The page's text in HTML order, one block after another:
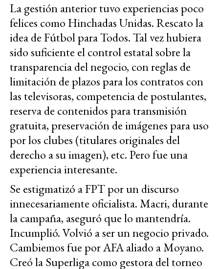
La gestión anterior tuvo experiencias poco
felices como Hinchadas Unidas. Rescato la
idea de Fútbol para Todos. Tal vez hubiera
sido suficiente el control estatal sobre la
transparencia del negocio, con reglas de
limitación de plazos para los contratos con
las televisoras, competencia de postulantes,
reserva de contenidos para transmisión
gratuita, preservación de imágenes para uso
por los clubes (titulares originales del
derecho a su imagen), etc. Pero fue una
experiencia interesante.
Se estigmatizó a FPT por un discurso
innecesariamente oficialista. Macri, durante
la campaña, aseguró que lo mantendría.
Incumplió. Volvió a ser un negocio privado.
Cambiemos fue por AFA aliado a Moyano.
Creó la Superliga como gestora del torneo